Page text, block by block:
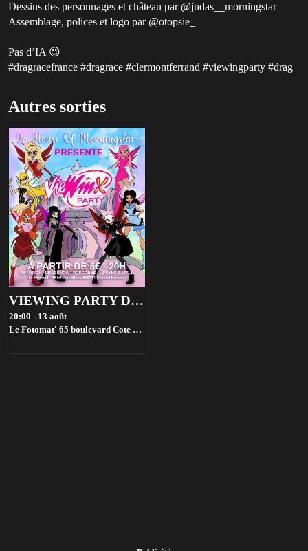
Dessins des personnages et château par @judas__morningstar
Assemblage, polices et logo par @otopsie_
Pas d’IA 😉
#dragracefrance #dragrace #clermontferrand #viewingparty #drag
Autres sorties
VIEWING PARTY DRAG RACE FRANCE - SAISON 4
20:00 - 13 août
Le Fotomat' 65 boulevard Cote Blatin, 63000 Clermont-Ferrand, France,